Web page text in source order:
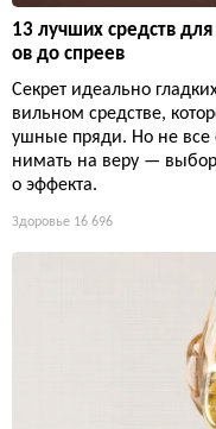
13 лучших средств
ов до спреев
Секрет идеально
вильном средстве,
ушные пряди. Но не все
нимать на веру —
о эффекта.
Здоровье 16 696